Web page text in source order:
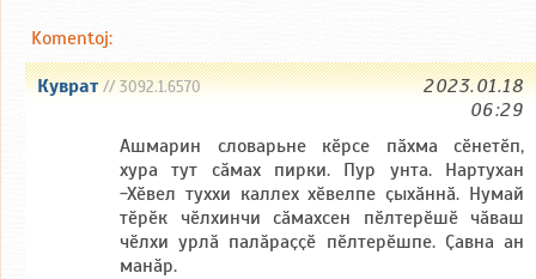
Komentoj:
Куврат// 3092.1.6570
2023.01.18
06:29
Ашмарин словарьне кӗрсе пӑхма сӗнетӗп,
хура тут сӑмах пирки. Пур унта. Нартухан
-Хӗвел туххи каллех хӗвелпе ҫыхӑннӑ. Нумай
тӗрӗк чӗлхинчи сӑмахсен пӗлтерӗшӗ чӑваш
чӗлхи урлӑ палӑраҫҫӗ пӗлтерӗшпе. Ҫавна ан
манӑр.